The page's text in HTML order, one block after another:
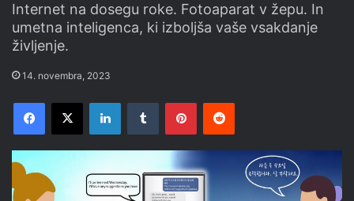
Internet na dosegu roke. Fotoaparat v žepu. In
umetna inteligenca, ki izboljša vaše vsakdanje
življenje.
14. novembra, 2023
Facebook
X LinkedInTumblr PinterestReddit